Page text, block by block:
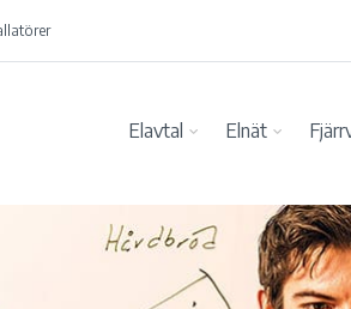
Elavtal Elnät